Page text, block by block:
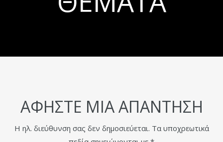
ΑΦΉΣΤΕ ΜΙΑ ΑΠΆΝΤΗΣΗ
Η ηλ. διεύθυνση σας δεν δημοσιεύεται. Τα υποχρεωτικά